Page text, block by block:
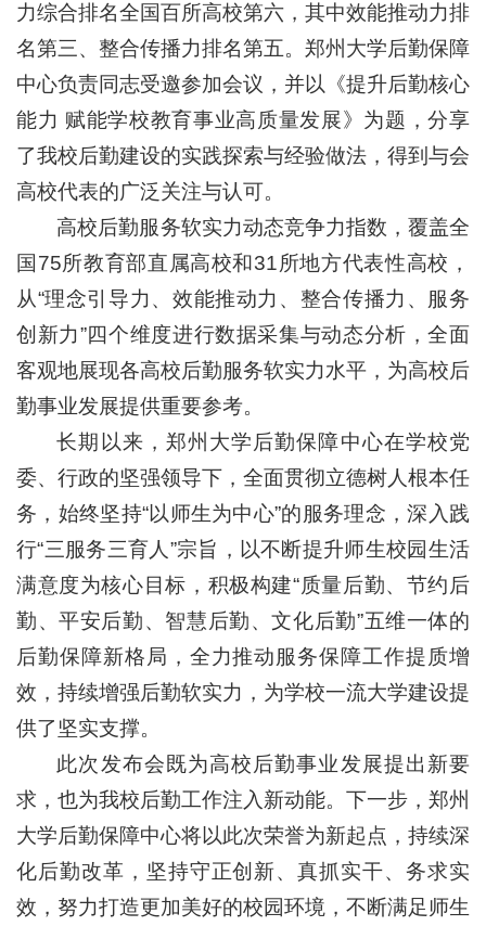
力综合排名全国百所高校第六，其中效能推动力排
名第三、整合传播力排名第五。郑州大学后勤保障
中心负责同志受邀参加会议，并以《提升后勤核心
能力 赋能学校教育事业高质量发展》为题，分享
了我校后勤建设的实践探索与经验做法，得到与会
高校代表的广泛关注与认可。
高校后勤服务软实力动态竞争力指数，覆盖全
国75所教育部直属高校和31所地方代表性高校，
从“理念引导力、效能推动力、整合传播力、服务
创新力”四个维度进行数据采集与动态分析，全面
客观地展现各高校后勤服务软实力水平，为高校后
勤事业发展提供重要参考。
长期以来，郑州大学后勤保障中心在学校党
委、行政的坚强领导下，全面贯彻立德树人根本任
务，始终坚持“以师生为中心”的服务理念，深入践
行“三服务三育人”宗旨，以不断提升师生校园生活
满意度为核心目标，积极构建“质量后勤、节约后
勤、平安后勤、智慧后勤、文化后勤”五维一体的
后勤保障新格局，全力推动服务保障工作提质增
效，持续增强后勤软实力，为学校一流大学建设提
供了坚实支撑。
此次发布会既为高校后勤事业发展提出新要
求，也为我校后勤工作注入新动能。下一步，郑州
大学后勤保障中心将以此次荣誉为新起点，持续深
化后勤改革，坚持守正创新、真抓实干、务求实
效，努力打造更加美好的校园环境，不断满足师生